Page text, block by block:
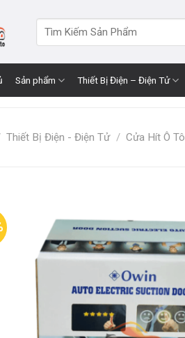
for:
Sản phẩm Thiết Bị Điện – Điện Tử
Thiết Bị Điện - Điện Tử / Cửa Hít Ô Tô